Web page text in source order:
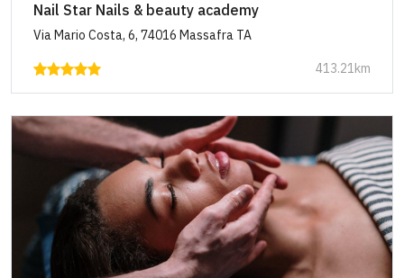
Nail Star Nails & beauty academy
Via Mario Costa, 6, 74016 Massafra TA
413.21km